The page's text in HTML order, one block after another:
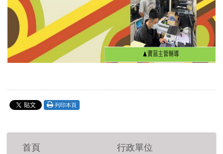
列印本頁
首頁 行政單位